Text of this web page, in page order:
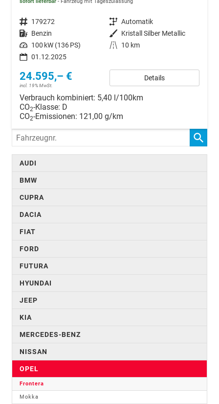
sofort lieferbar Fahrzeug mit Tageszulassung
Fahrzeugnr. 179272 Getriebe Automatik
Kraftstoff Benzin Außenfarbe Kristall Silber Metallic
Leistung 100 kW (136 PS) Kilometerstand
10 km
01.12.2025
24.595,– €
incl. 19% MwSt.
Details
Verbrauch kombiniert: 5,40 l/100km
CO2-Klasse: D
CO2-Emissionen: 121,00 g/km
Fahrzeugnr.
AUDI
BMW
CUPRA
DACIA
FIAT
FORD
FUTURA
HYUNDAI
JEEP
KIA
MERCEDES-BENZ
NISSAN
OPEL
Frontera
Mokka